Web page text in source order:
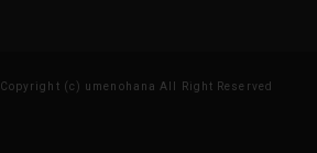
Copyright (c) umenohana All Right Reserved